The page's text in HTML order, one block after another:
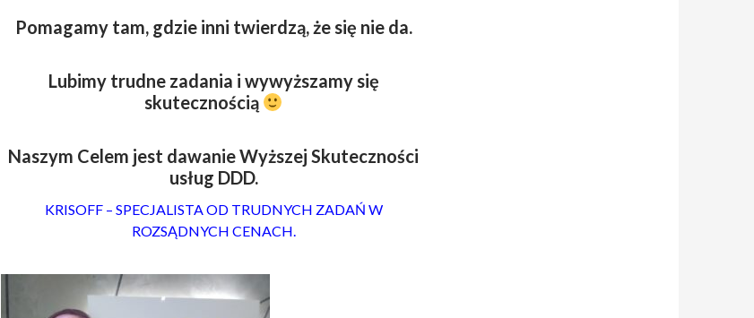
Pomagamy tam, gdzie inni twierdzą, że się nie da.
Lubimy trudne zadania i wywyższamy się
skutecznością
Naszym Celem jest dawanie Wyższej Skuteczności
usług DDD.
KRISOFF – SPECJALISTA OD TRUDNYCH ZADAŃ W
ROZSĄDNYCH CENACH.